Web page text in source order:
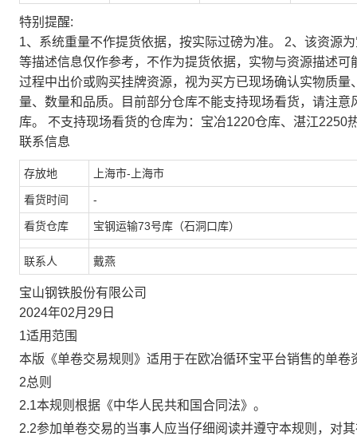
特别提醒:
1、系统重量不作提货依据，按实际过磅为准。 2、该资源
等描述信息仅作参考，不作为提货依据，实物与资源描述
过程中出价或购买挂牌资源，视为买方已现场确认实物质
量、数量和品质。目前部分仓库不能支持现场看货，请注
库。 不支持现场看货的仓库为：宝冶1220仓库、湛江2250
联系信息
存放地 上海市-上海市
看货时间 -
看货仓库 宝钢运输73号库（石洞口库）
联系人 戴燕
宝山钢铁股份有限公司
2024年02月29日
1适用范围
本版《单卷交易规则》适用于在欧冶循环宝平台销售的单卷
2总则
2.1本规则根据《中华人民共和国合同法》。
2.2参加单卷交易的当事人应当仔细阅读并遵守本规则，对